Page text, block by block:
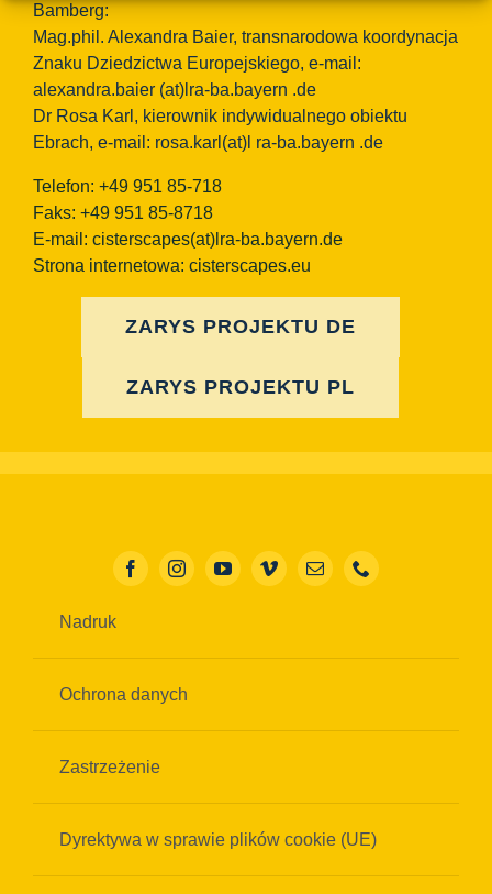
Bamberg:
Mag.phil. Alexandra Baier, transnarodowa koordynacja
Znaku Dziedzictwa Europejskiego, e-mail:
alexandra.baier (at)lra-ba.bayern .de
Dr Rosa Karl, kierownik indywidualnego obiektu
Ebrach, e-mail: rosa.karl(at)l ra-ba.bayern .de
Telefon: +49 951 85-718
Faks: +49 951 85-8718
E-mail: cisterscapes(at)lra-ba.bayern.de
Strona internetowa: cisterscapes.eu
ZARYS PROJEKTU DE
ZARYS PROJEKTU PL
Nadruk
Ochrona danych
Zastrzeżenie
Dyrektywa w sprawie plików cookie (UE)